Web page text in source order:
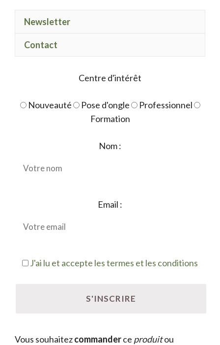
Black
Newsletter
Contact
Centre d'intérêt
Nouveauté Pose d'ongle
Professionnel
Formation
Nom :
Email :
J'ai lu et accepte les termes et les conditions
Vous souhaitezcommanderce produitou